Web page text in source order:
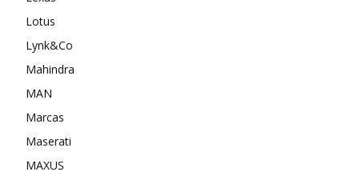
Lotus
Lynk&Co
Mahindra
MAN
Marcas
Maserati
MAXUS